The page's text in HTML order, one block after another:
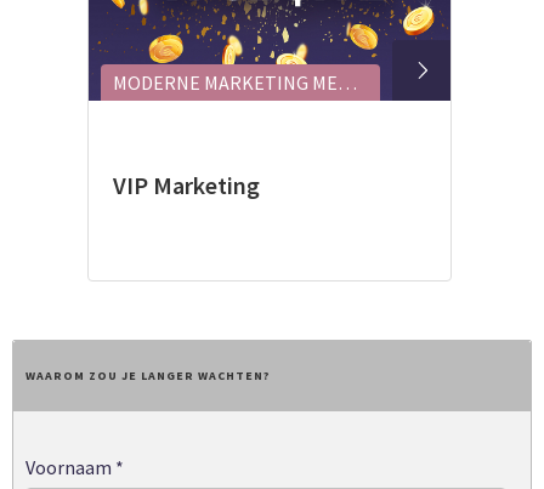
MODERNE MARKETING MET 'EIGHTIES' SOFTWARE
VIP Marketing
WAAROM ZOU JE LANGER WACHTEN?
Voornaam *